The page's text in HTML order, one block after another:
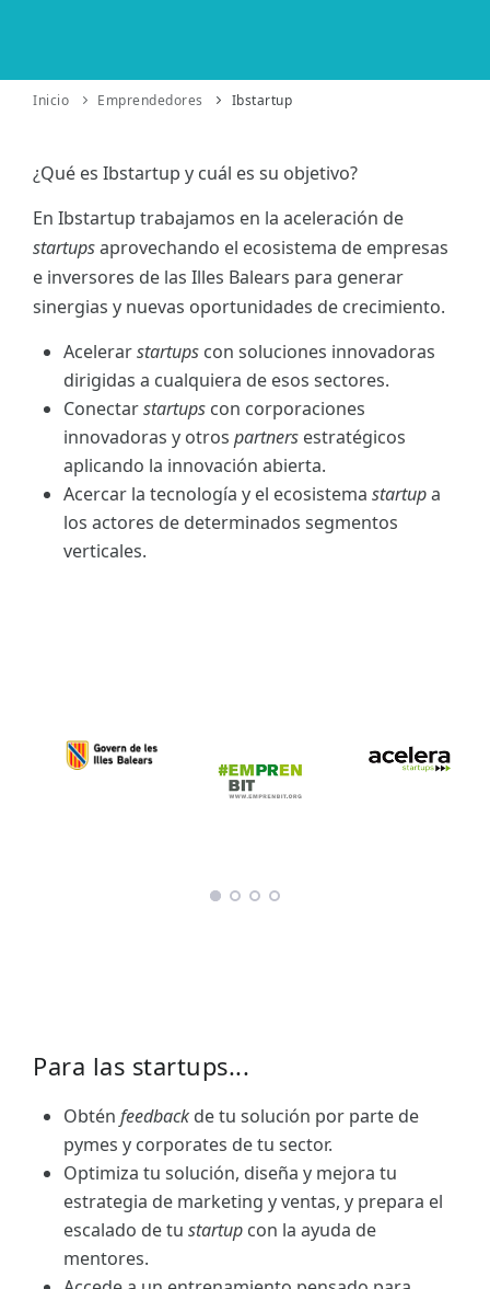
Inicio Emprendedores Ibstartup
¿Qué es Ibstartup y cuál es su objetivo?
En Ibstartup trabajamos en la aceleración de
startupsaprovechando el ecosistema de empresas
e inversores de las Illes Balears para generar
sinergias y nuevas oportunidades de crecimiento.
Acelerarstartups con soluciones innovadoras
dirigidas a cualquiera de esos sectores.
Conectarstartups con corporaciones
innovadoras y otros partners estratégicos
aplicando la innovación abierta.
Acercar la tecnología y el ecosistema startupa
los actores de determinados segmentos
verticales.
Para las startups...
Obtén feedback de tu solución por parte de
pymes y corporates de tu sector.
Optimiza tu solución, diseña y mejora tu
estrategia de marketing y ventas, y prepara el
escalado de tu startup con la ayuda de
mentores.